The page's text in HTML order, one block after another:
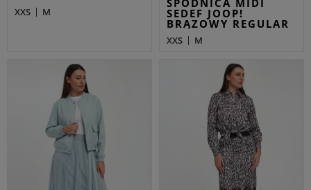
XXS M
SPÓDNICA MIDI
SEDEF JOOP!
BRĄZOWY REGULAR
XXS M